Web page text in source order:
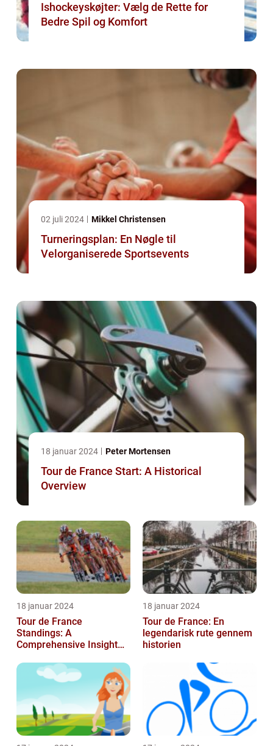
Ishockeyskøjter: Vælg de Rette for
Bedre Spil og Komfort
02 juli 2024 Mikkel Christensen
Turneringsplan: En Nøgle til
Velorganiserede Sportsevents
18 januar 2024 Peter Mortensen
Tour de France Start: A Historical
Overview
18 januar 2024
Tour de France
Standings: A
Comprehensive Insight
Race
18 januar 2024
Tour de France: En
legendarisk rute gennem
historien